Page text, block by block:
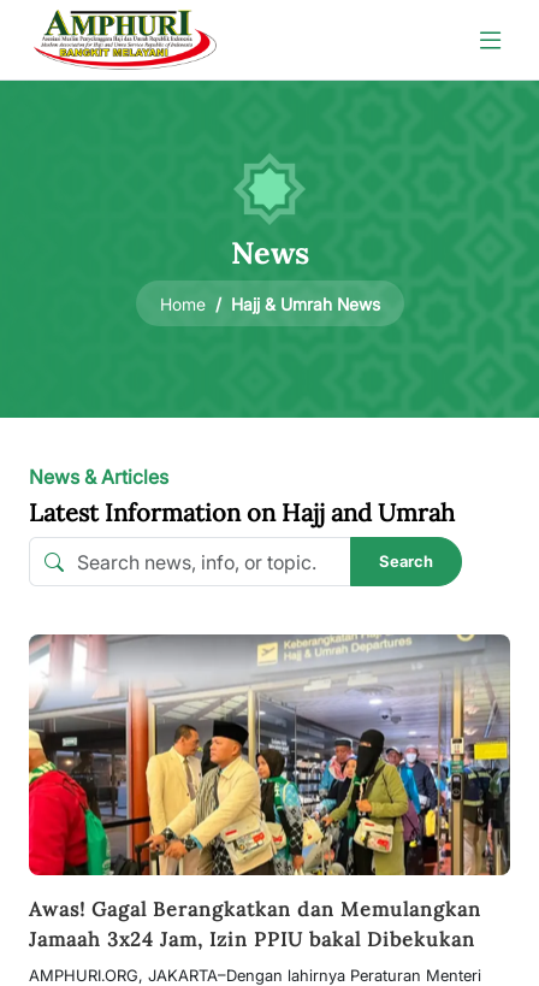
News
Home Hajj & Umrah News
News & Articles
Latest Information on Hajj and Umrah
Search
Awas! Gagal Berangkatkan dan Memulangkan
Jamaah 3x24 Jam, Izin PPIU bakal Dibekukan
AMPHURI.ORG, JAKARTA–Dengan lahirnya Peraturan Menteri